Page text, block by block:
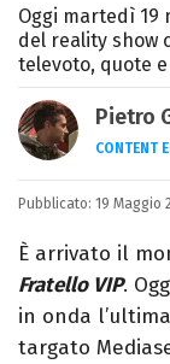
Oggi martedì 19
del reality show
televoto, quote
Pietro
CONTENT
Laurea
Pixar).
Pubblicato: 19 Maggio
È arrivato il
Fratello VIP.
in onda
targato